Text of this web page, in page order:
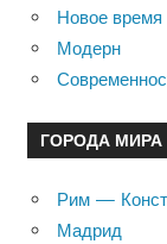
Новое время
Модерн
ГОРОДА МИРА
Рим —
Мадрид